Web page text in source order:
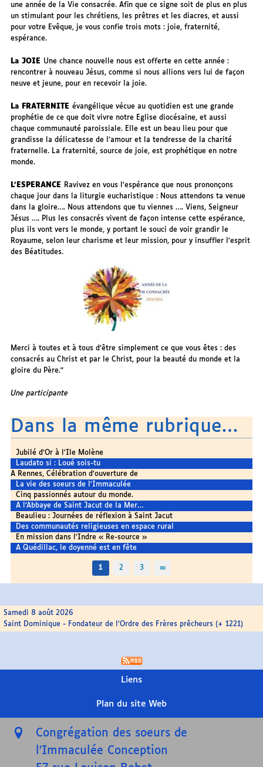
une année de la Vie consacrée. Afin que ce signe soit de plus en plus
un stimulant pour les chrétiens, les prêtres et les diacres, et aussi
pour votre Evêque, je vous confie trois mots : joie, fraternité,
espérance.
La JOIE Une chance nouvelle nous est offerte en cette année :
rencontrer à nouveau Jésus, comme si nous allions vers lui de façon
neuve et jeune, pour en recevoir la joie.
La FRATERNITEévangélique vécue au quotidien est une grande
prophétie de ce que doit vivre notre Eglise diocésaine, et aussi
chaque communauté paroissiale. Elle est un beau lieu pour que
grandisse la délicatesse de l’amour et la tendresse de la charité
fraternelle. La fraternité, source de joie, est prophétique en notre
monde.
L’ESPERANCE
Ravivez en vous l’espérance que nous prononçons
chaque jour dans la liturgie eucharistique : Nous attendons ta venue
dans la gloire…. Nous attendons que tu viennes …. Viens, Seigneur
Jésus …. Plus les consacrés vivent de façon intense cette espérance,
plus ils vont vers le monde, y portant le souci de voir grandir le
Royaume, selon leur charisme et leur mission, pour y insuffler l’esprit
des Béatitudes.
Merci à toutes et à tous d’être simplement ce que vous êtes : des
consacrés au Christ et par le Christ, pour la beauté du monde et la
gloire du Père."
Une participante
Dans la même rubrique…
Jubilé d’Or à l’Ile Molène
Laudato si : Loué sois-tu
A Rennes, Célébration d’ouverture de
La vie des soeurs de l’Immaculée
Cinq passionnés autour du monde.
A l’Abbaye de Saint Jacut de la Mer…
Beaulieu : Journées de réflexion à Saint Jacut
Des communautés religieuses en espace rural
En mission dans l’Indre « Re-source »
A Quédillac, le doyenné est en fête
1 2 3 ∞
Samedi 8 août 2026
Saint Dominique - Fondateur de l’Ordre des Frères prêcheurs (+ 1221)
Liens
Plan du site Web
Congrégation des soeurs de
l’Immaculée Conception